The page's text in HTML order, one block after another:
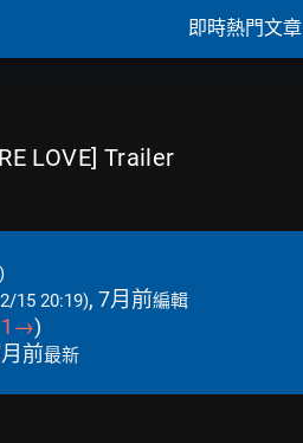
即時熱門文章
LOVE] Trailer
15 20:19), 7月前編輯
1 →)
前最新